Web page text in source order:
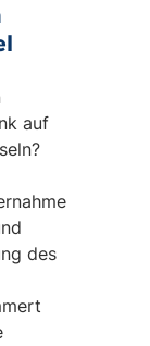
auf
des